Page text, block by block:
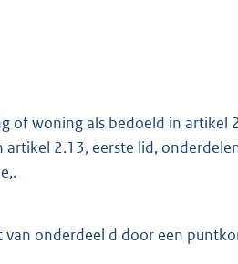
of woning als bedoeld in artikel
2.13, eerste lid,
van onderdeel d door een